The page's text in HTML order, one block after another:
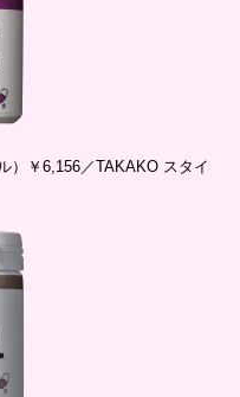
￥6,156／TAKAKO スタイ